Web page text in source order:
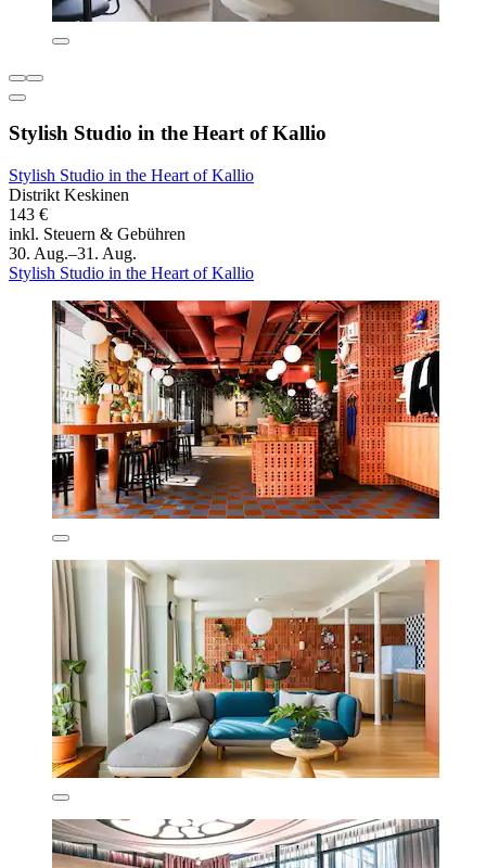
Stylish Studio in the Heart of Kallio
Stylish Studio in the Heart of Kallio
Distrikt Keskinen
143 €
inkl. Steuern & Gebühren
30. Aug.–31. Aug.
Stylish Studio in the Heart of Kallio